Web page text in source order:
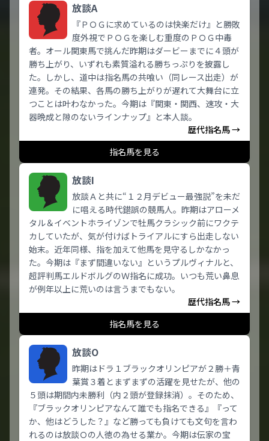
放談A
『ＰＯＧに求めているのは快楽だけ』と勝敗
度外視でＰＯＧを楽しむ重度のＰＯＧ中毒
者。オール関東馬で挑んだ昨期はダービーまでに４頭が
勝ち上がり、いずれも素質溢れる勝ちっぷりを披露し
た。しかし、道中は指名馬の共喰い（同レース出走）が
連発。その結果、各馬の勝ち上がりが遅れて大舞台に立
つことは叶わなかった。今期は『関東・関西、速攻・大
器晩成と隙のないラインナップ』と本人談。
歴代指名馬 →
指名馬を見る
放談I
放談Ａと共に“１２月デビュー最強説”を未だ
に唱える時代錯誤の競馬人。昨期はアローメ
タル＆イベントホライゾンで牡馬クラシック前にワクテ
カしていたが、気が付けばトライアルにすら出走しない
始末。近年同様、指を加えて他馬を見守るしかなかっ
た。今期は『まず間違いない』というプルヴィナルと、
超評判馬エルドボルグのＷ指名に成功。いつも荒い鼻息
が例年以上に荒いのは言うまでもない。
歴代指名馬 →
指名馬を見る
放談O
昨期はドラ１ブラックオリンピアが２勝＋青
葉賞３着とまずまずの活躍を見せたが、他の
５頭は期間内未勝利（内２頭が登録抹消）。そのため、
『ブラックオリンピアなんて誰でも指名できる』『って
か、他はどうした？』など勝っても負けても文句を言わ
れるのは放談Ｏの人徳の為せる業か。今期は伝家の宝